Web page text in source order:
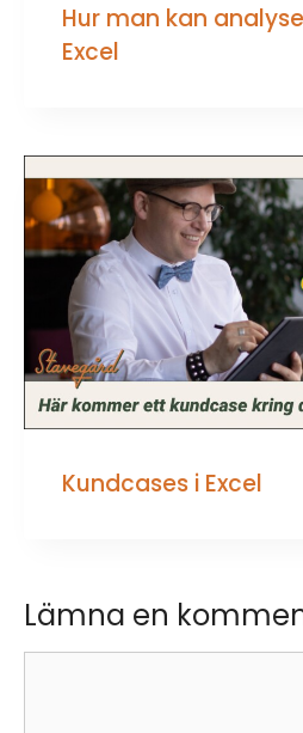
Hur man kan
Excel
Kundcases i Excel
Lämna en